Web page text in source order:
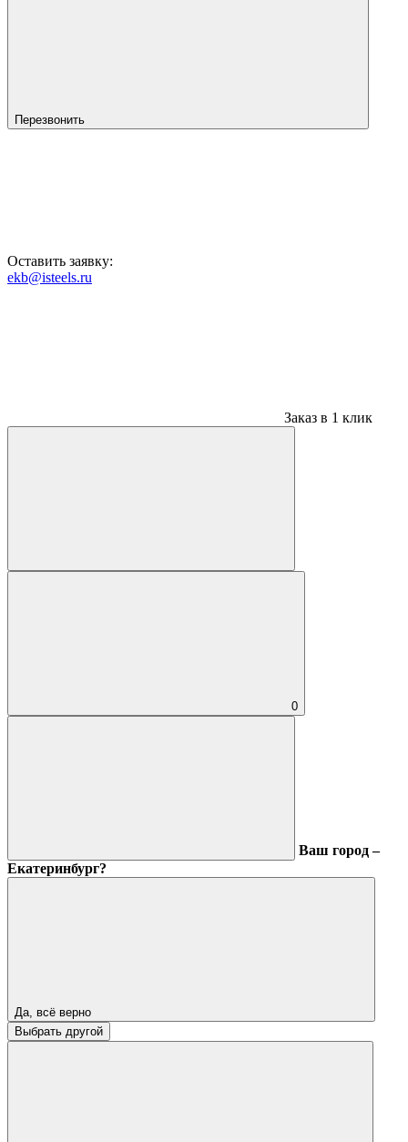
Перезвонить
Оставить заявку:
ekb@isteels.ru
Заказ в 1 клик
0
Ваш город –
Екатеринбург?
Да, всё верно
Выбрать другой